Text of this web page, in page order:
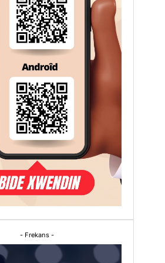
- Frekans -